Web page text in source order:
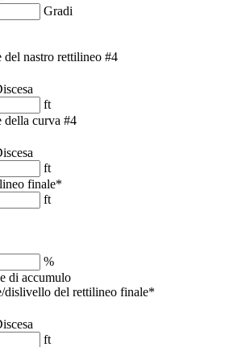
Gradi
nastro rettilineo #4
ft
della curva #4
ft
finale*
ft
%
di accumulo
dislivello del rettilineo finale*
ft